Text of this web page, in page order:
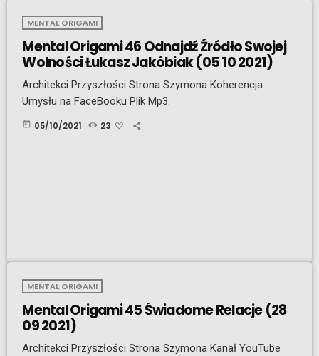
MENTAL ORIGAMI
Mental Origami 46 Odnajdź Źródło Swojej
Wolności Łukasz Jakóbiak (05 10 2021)
Architekci Przyszłości Strona Szymona Koherencja
Umysłu na FaceBooku Plik Mp3.
today 05/10/2021 23
MENTAL ORIGAMI
Mental Origami 45 Świadome Relacje (28
09 2021)
Architekci Przyszłości Strona Szymona Kanał YouTube